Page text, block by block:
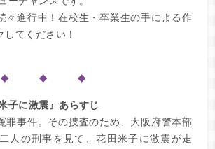
々進行中！在校生・卒業生の手による作
てください！
◆ ◆
子に激震』あらすじ
罪事件。その捜査のため、大阪府警本部
人の刑事を見て、花田米子に激震が走